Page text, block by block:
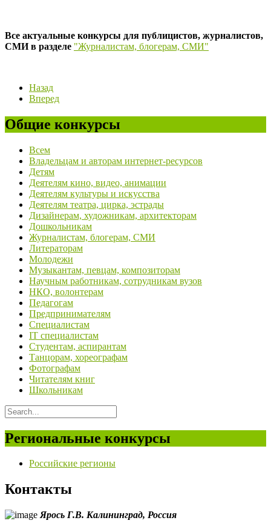
Все актуальные конкурсы для публицистов, журналистов,
СМИ в разделе "Журналистам, блогерам, СМИ"
Назад
Вперед
Общие конкурсы
Всем
Владельцам и авторам интернет-ресурсов
Детям
Деятелям кино, видео, анимации
Деятелям культуры и искусства
Деятелям театра, цирка, эстрады
Дизайнерам, художникам, архитекторам
Дошкольникам
Журналистам, блогерам, СМИ
Литераторам
Молодежи
Музыкантам, певцам, композиторам
Научным работникам, сотрудникам вузов
НКО, волонтерам
Педагогам
Предпринимателям
Специалистам
IT специалистам
Студентам, аспирантам
Танцорам, хореографам
Фотографам
Читателям книг
Школьникам
Региональные конкурсы
Российские регионы
Контакты
Ярось Г.В. Калининград, Россия